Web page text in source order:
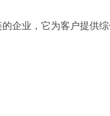
企业，它为客户提供